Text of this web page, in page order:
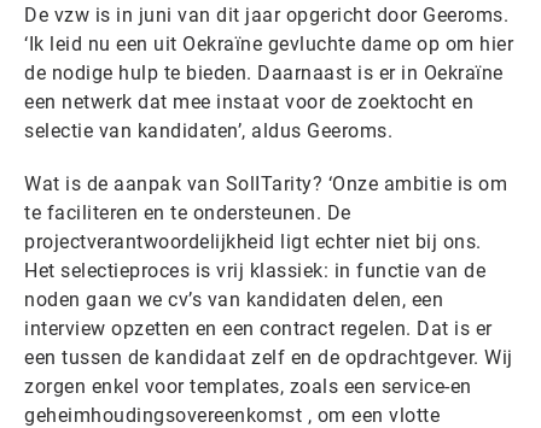
De vzw is in juni van dit jaar opgericht door Geeroms.
‘Ik leid nu een uit Oekraïne gevluchte dame op om hier
de nodige hulp te bieden. Daarnaast is er in Oekraïne
een netwerk dat mee instaat voor de zoektocht en
selectie van kandidaten’, aldus Geeroms.
Wat is de aanpak van SolITarity? ‘Onze ambitie is om
te faciliteren en te ondersteunen. De
projectverantwoordelijkheid ligt echter niet bij ons.
Het selectieproces is vrij klassiek: in functie van de
noden gaan we cv’s van kandidaten delen, een
interview opzetten en een contract regelen. Dat is er
een tussen de kandidaat zelf en de opdrachtgever. Wij
zorgen enkel voor templates, zoals een service-en
geheimhoudingsovereenkomst , om een vlotte